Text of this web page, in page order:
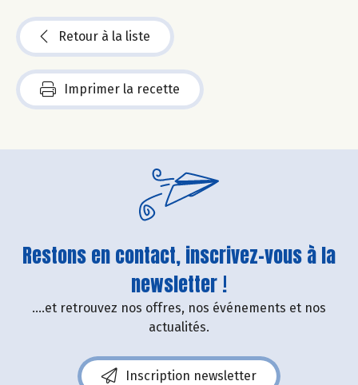
Retour à la liste
Imprimer la recette
Restons en contact, inscrivez-vous à la
newsletter !
....et retrouvez nos offres, nos événements et nos
actualités.
Inscription newsletter